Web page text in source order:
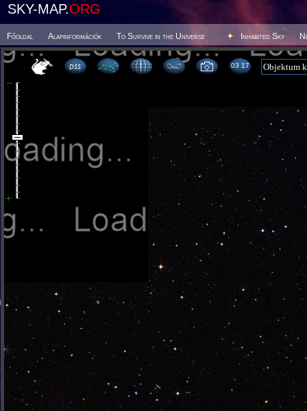
SKY-MAP.ORG
Főoldal Alapinformációk To Survive in the Universe Inhabited Sky
03:17